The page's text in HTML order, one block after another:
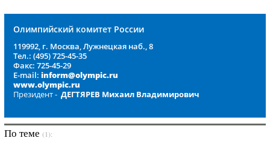
Олимпийский комитет России
119992, г. Москва, Лужнецкая наб., 8
Тел.: (495) 725-45-35
Факс: 725-45-29
E-mail: inform@olympic.ru
www.olympic.ru
Президент - ДЕГТЯРЕВ Михаил Владимирович
По теме (1):